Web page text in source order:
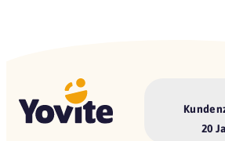
20